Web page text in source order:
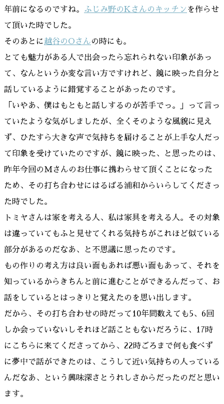
年前になるのですね。
ふじみ野のKさんのキッチン を作らせ
て頂いた時でした。
そのあとに越谷のOさんの時にも。
とても魅力がある人で出会ったら忘れられない印象があっ
て、なんというか変な言い方ですけれど、鏡に映った自分と
話しているように錯覚することがあったのです。
「いやあ、僕はもともと話しするのが苦手でっ。」って言っ
ていたような気がしましたが、全くそのような風貌に見え
ず、ひたすら大きな声で気持ちを届けることが上手な人だっ
て印象を受けていたのですが、鏡に映った、と思ったのは、
昨年今回のMさんのお仕事に携わらせて頂くことになった
ため、その打ち合わせにはるばる浦和からいらしてくださっ
た時でした。
トミヤさんは家を考える人、私は家具を考える人。その対象
は違っていてもふと見せてくれる気持ちがこれほど似ている
部分があるのだなあ、と不思議に思ったのです。
もの作りの考え方は良い面もあれば悪い面もあって、それを
知っているからきちんと前に進むことができるんだって、お
話をしているとはっきりと覚えたのを思い出します。
だから、その打ち合わせの時だって10年間数えても5、6回
しか会っていないしそれほど話こともないだろうに、17時
にこちらに来てくださってから、22時ごろまで何も食べず
に夢中で話ができたのは、こうして近い気持ちの人っている
んだなあ、という興味深さとうれしさからだったのだと思い
ます。